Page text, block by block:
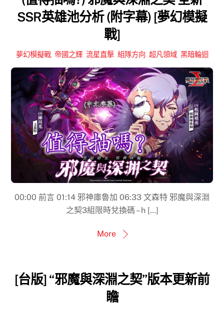
SSR英雄池分析 (附字幕) [夢幻模擬
戰]
夢幻模擬戰, 帝國之輝, 流星直擊, 組隊方向 超凡領域, 黑暗輪迴
00:00 前言 01:14 邪神庫魯加 06:33 文森特 邪魔與深淵
之契3組限時兌換碼 – h […]
More
[台版] “邪魔與深淵之契”版本更新前
瞻